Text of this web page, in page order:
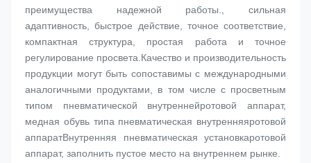
преимущества надежной работы., сильная
адаптивность, быстрое действие, точное соответствие,
компактная структура, простая работа и точное
регулирование просвета.Качество и производительность
продукции могут быть сопоставимы с международными
аналогичными продуктами, в том числе с просветным
типом пневматической внутреннейротовой аппарат,
медная обувь типа пневматическая внутренняяротовой
аппаратВнутренняя пневматическая установкаротовой
аппарат, заполнить пустое место на внутреннем рынке.